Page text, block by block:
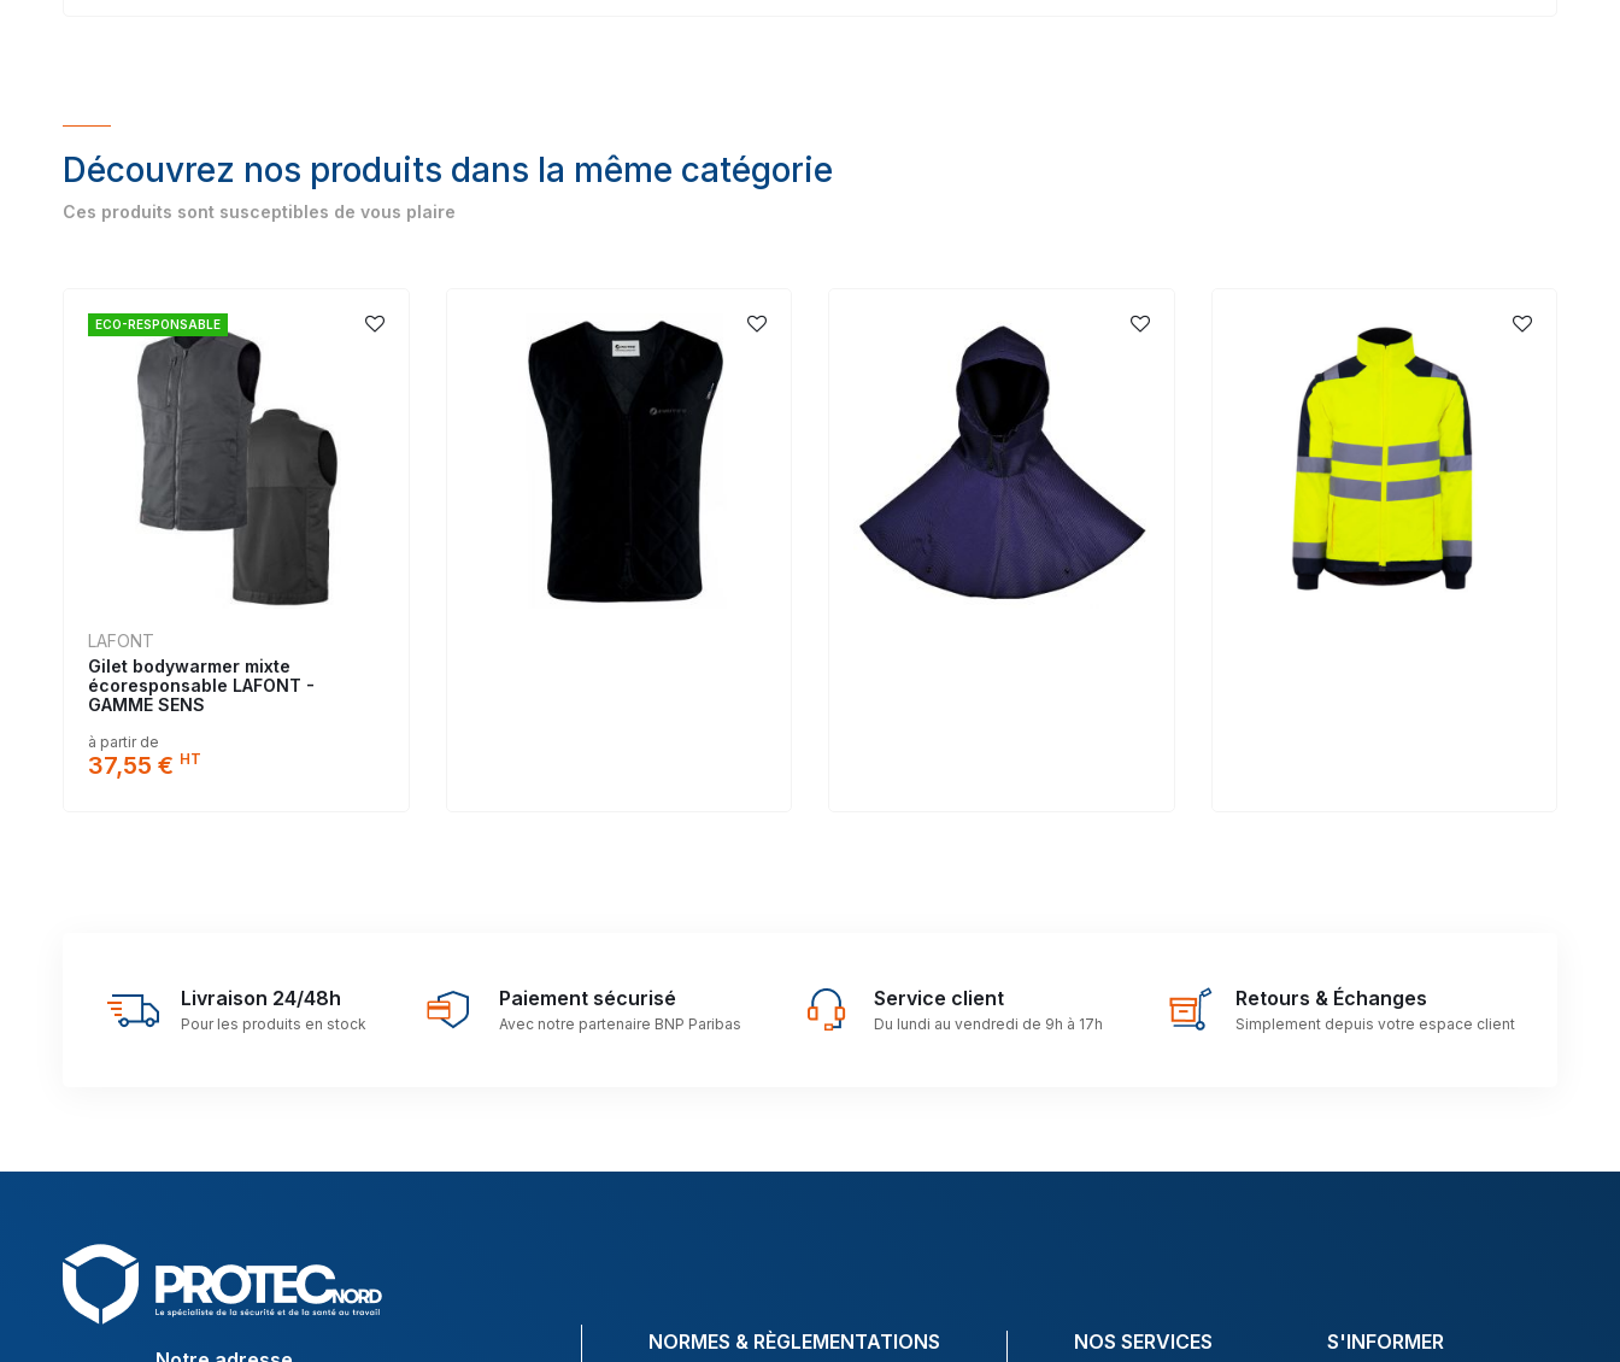
Découvrez nos produits dans la même catégorie
Ces produits sont susceptibles de vous plaire
ECO-RESPONSABLE
LAFONT
Gilet bodywarmer mixte
écoresponsable LAFONT -
GAMME SENS
à partir de
37,55 € HT
Livraison 24/48h
Pour les produits en stock
Paiement sécurisé
Avec notre partenaire BNP Paribas
Service client
Du lundi au vendredi de 9h à 17h
Retours & Échanges
Simplement depuis votre espace client
NORMES & RÈGLEMENTATIONS NOS SERVICES S'INFORMER